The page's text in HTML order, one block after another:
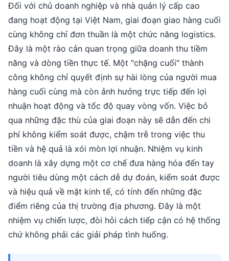
Đối với chủ doanh nghiệp và nhà quản lý cấp cao
đang hoạt động tại Việt Nam, giai đoạn giao hàng cuối
cùng không chỉ đơn thuần là một chức năng logistics.
Đây là một rào cản quan trọng giữa doanh thu tiềm
năng và dòng tiền thực tế. Một "chặng cuối" thành
công không chỉ quyết định sự hài lòng của người mua
hàng cuối cùng mà còn ảnh hưởng trực tiếp đến lợi
nhuận hoạt động và tốc độ quay vòng vốn. Việc bỏ
qua những đặc thù của giai đoạn này sẽ dẫn đến chi
phí không kiểm soát được, chậm trễ trong việc thu
tiền và hệ quả là xói mòn lợi nhuận. Nhiệm vụ kinh
doanh là xây dựng một cơ chế đưa hàng hóa đến tay
người tiêu dùng một cách dễ dự đoán, kiểm soát được
và hiệu quả về mặt kinh tế, có tính đến những đặc
điểm riêng của thị trường địa phương. Đây là một
nhiệm vụ chiến lược, đòi hỏi cách tiếp cận có hệ thống
chứ không phải các giải pháp tình huống.